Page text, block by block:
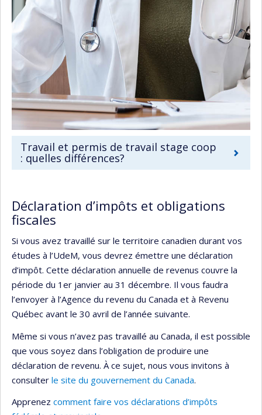
Travail et permis de travail stage coop
: quelles différences?
Déclaration d’impôts et obligations
fiscales
Si vous avez travaillé sur le territoire canadien durant vos
études à l’UdeM, vous devrez émettre une déclaration
d’impôt. Cette déclaration annuelle de revenus couvre la
période du 1er janvier au 31 décembre. Il vous faudra
l’envoyer à l’Agence du revenu du Canada et à Revenu
Québec avant le 30 avril de l’année suivante.
Même si vous n’avez pas travaillé au Canada, il est possible
que vous soyez dans l’obligation de produire une
déclaration de revenu. À ce sujet, nous vous invitons à
consulter le site du gouvernement du Canada.
Apprenez comment faire vos déclarations d’impôts